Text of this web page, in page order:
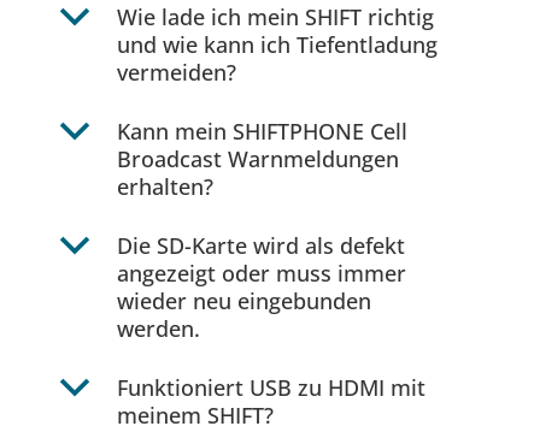
b
Wie lade ich mein SHIFT richtig
und wie kann ich Tiefentladung
vermeiden?
b
Kann mein SHIFTPHONE Cell
Broadcast Warnmeldungen
erhalten?
b
Die SD-Karte wird als defekt
angezeigt oder muss immer
wieder neu eingebunden
werden.
b
Funktioniert USB zu HDMI mit
meinem SHIFT?